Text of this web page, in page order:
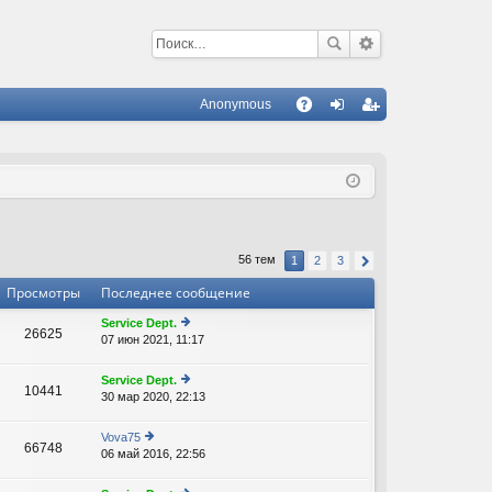
С
Anonymous
ис
ия
56 тем 1 2 3
Просмотры Последнее сообщение
26625
Service Dept.
е
е
йт
к
о
л
07 июн 2021, 11:17
10441
Service Dept.
е
йт
к
30 мар 2020, 22:13
66748
Vova75
е
е
06 май 2016, 22:56